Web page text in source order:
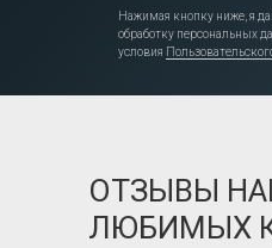
Нажимая кнопку ниже, я
обработку персональных
условия
ОТЗЫВЫ
ЛЮБИМЫХ